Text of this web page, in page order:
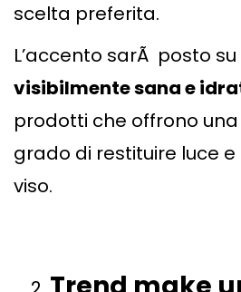
scelta preferita.
L’accento sarÃ posto su
visibilmente sana e
prodotti che offrono una
grado di restituire luce e
viso.